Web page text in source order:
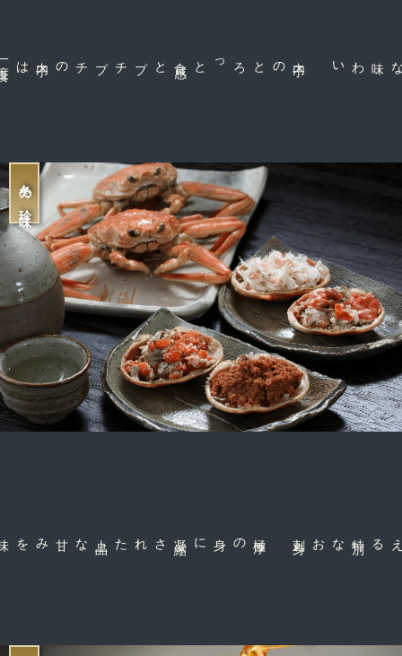
冬の珍味
な味わい
と
プチプチの内
子
は
だから味わえる
された